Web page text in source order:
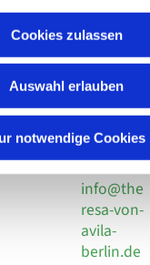
Cookies zulassen
Auswahl erlauben
notwendige Cookies
Berlin
Norbert
Telefon
+49 30
924 64 28
Fax +49
30 924 54
18
E-Mail
info@the
resa-von-
avila-
berlin.de